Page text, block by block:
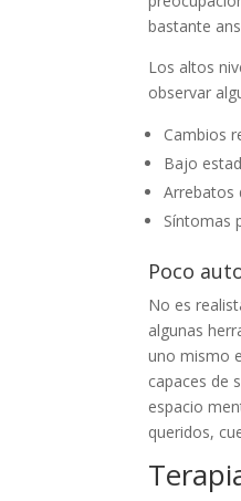
bastante
Los altos
observar
Cambios
Bajo
Arrebatos
Síntomas
Poco
No es
algunas
uno mismo
capaces de
espacio
queridos,